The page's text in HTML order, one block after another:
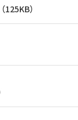
（125KB）